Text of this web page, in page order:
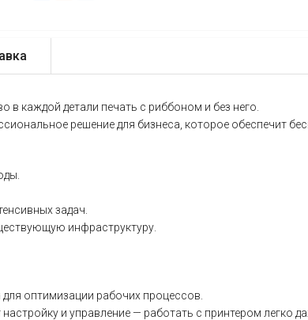
в каждой детали печать с риббоном и без него.
решение для бизнеса, которое обеспечит
задач.
инфраструктуру.
для оптимизации рабочих процессов.
настройку и управление— работать с принтером легко